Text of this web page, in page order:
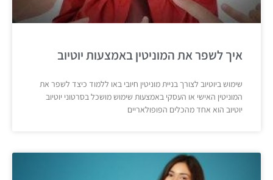
איך לשפר את המוניטין באמצעות יוטיוב
שימוש ביוטיוב לצורך בניית מוניטין חיובי באו ללמוד כיצד לשפר את
המוניטין האישי או העסקי באמצעות שימוש מושכל בסרטוני יוטיוב
יוטיוב הוא אחד מהכלים הפופולאריים